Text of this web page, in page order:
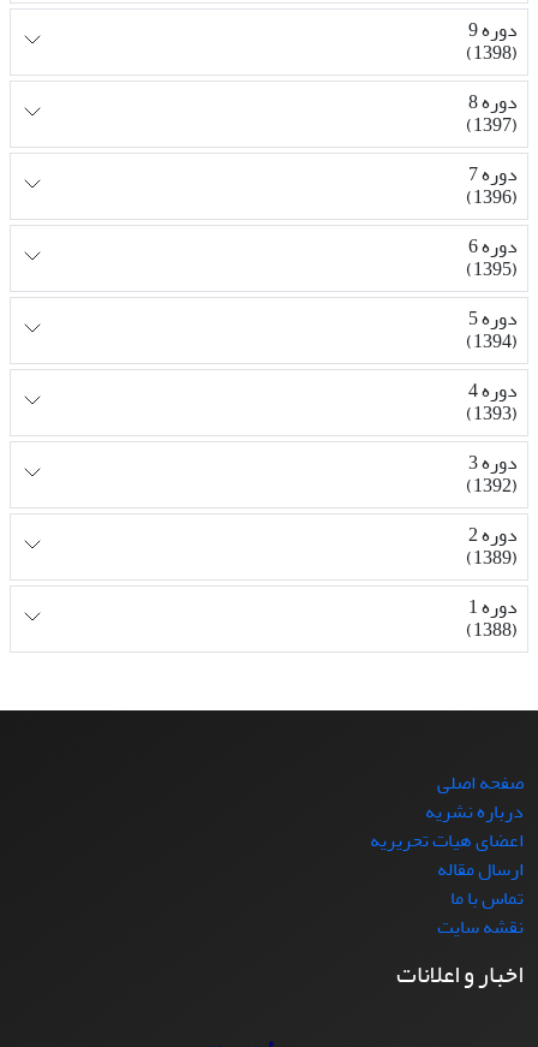
دوره 9
(1398)
دوره 8
(1397)
دوره 7
(1396)
دوره 6
(1395)
دوره 5
(1394)
دوره 4
(1393)
دوره 3
(1392)
دوره 2
(1389)
دوره 1
(1388)
صفحه اصلی
درباره نشریه
اعضای هیات تحریریه
ارسال مقاله
تماس با ما
نقشه سایت
اخبار و اعلانات